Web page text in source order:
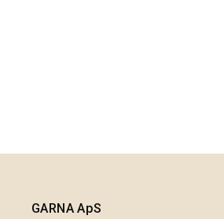
GARNA ApS